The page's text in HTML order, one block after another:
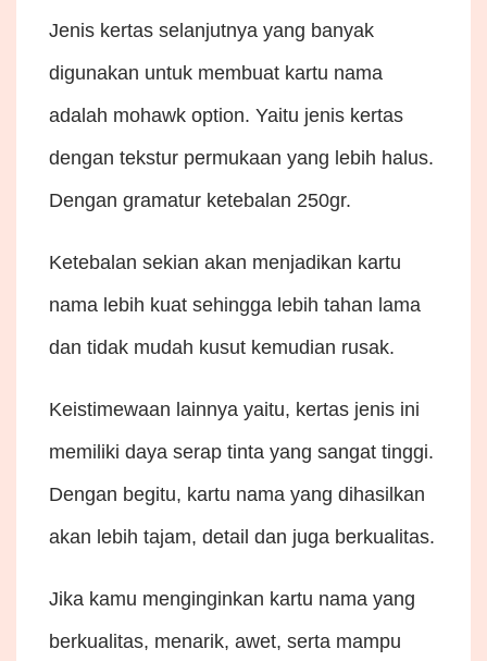
Jenis kertas selanjutnya yang banyak
digunakan untuk membuat kartu nama
adalah mohawk option. Yaitu jenis kertas
dengan tekstur permukaan yang lebih halus.
Dengan gramatur ketebalan 250gr.
Ketebalan sekian akan menjadikan kartu
nama lebih kuat sehingga lebih tahan lama
dan tidak mudah kusut kemudian rusak.
Keistimewaan lainnya yaitu, kertas jenis ini
memiliki daya serap tinta yang sangat tinggi.
Dengan begitu, kartu nama yang dihasilkan
akan lebih tajam, detail dan juga berkualitas.
Jika kamu menginginkan kartu nama yang
berkualitas, menarik, awet, serta mampu